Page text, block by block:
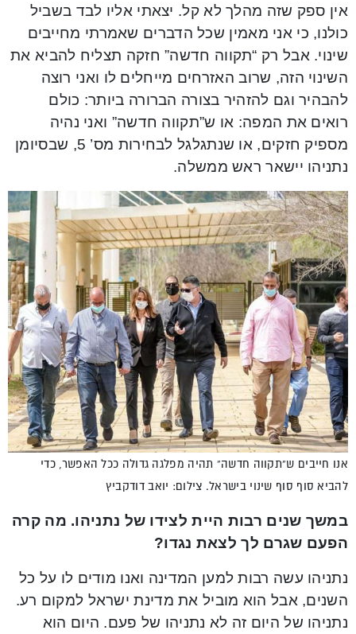
אין ספק שזה מהלך לא קל. יצאתי אליו לבד בשביל
כולנו, כי אני מאמין שכל הדברים שאמרתי מחייבים
שינוי. אבל רק “תקווה חדשה” חזקה תצליח להביא את
השינוי הזה, שרוב האזרחים מייחלים לו ואני רוצה
להבהיר וגם להזהיר בצורה הברורה ביותר: כולם
רואים את המפה: או ש”תקווה חדשה” ואני נהיה
מספיק חזקים, או שנתגלגל לבחירות מס’ 5, שבסיומן
נתניהו יישאר ראש ממשלה.
אנו חייבים ש”תקווה חדשה” תהיה מפלגה גדולה ככל האפשר, כדי
להביא סוף סוף שינוי בישראל. צילום: יואב דודקביץ
במשך שנים רבות היית לצידו של נתניהו. מה קרה
הפעם שגרם לך לצאת נגדו?
נתניהו עשה רבות למען המדינה ואנו מודים לו על כל
השנים, אבל הוא מוביל את מדינת ישראל למקום רע.
נתניהו של היום זה לא נתניהו של פעם. היום הוא